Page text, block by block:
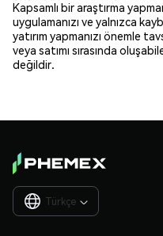
Kapsamlı bir araştırma
uygulamanızı ve yalnızca
yatırım yapmanızı önemle
veya satımı sırasında
değildir.
Türkçe 